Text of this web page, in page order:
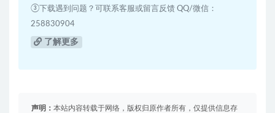
③下载遇到问题？可联系客服或留言反馈 QQ/微信：
258830904
了解更多
声明： 本站内容转载于网络，版权归原作者所有，仅提供信息存